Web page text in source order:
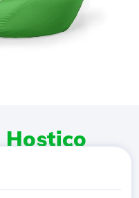
Hostico